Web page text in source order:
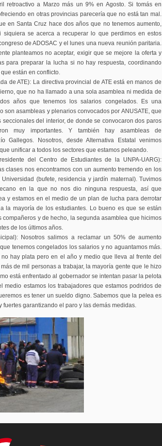
retroactivo a Marzo más un 9% en Agosto. Si tomás en
en otras provincias parecería que no está tan mal.
en Santa Cruz hace dos años que no tenemos aumento,
siquiera se acerca a recuperar lo que perdimos en estos
de ADOSAC y el lunes una nueva reunión paritaria.
planteamos no aceptar, exigir que se mejore la oferta y
para preparar la lucha si no hay respuesta, coordinando
están en conflicto.
de ATE): La directiva provincial de ATE está en manos de
que no ha llamado a una sola asamblea ni medida de
años que tenemos los salarios congelados. Es una
son asambleas y plenarios convocados por ANUSATE, que
del interior, de donde se convocaron dos paros
muy importantes. Y también hay asambleas de
Gallegos. Nosotros, desde Alternativa Estatal venimos
unificar a todos los sectores que estamos peleando.
del Centro de Estudiantes de la UNPA-UARG):
clases nos encontramos con un aumento tremendo en los
(bufete, residencia y jardín maternal). Tuvimos
en la que no nos dio ninguna respuesta, así que
y estamos en el medio de un plan de lucha para derrotar
la mayoría de los estudiantes. Lo bueno es que se están
compañeros y de hecho, la segunda asamblea que hicimos
de los últimos años.
Nosotros salimos a reclamar un 50% de aumento
tenemos congelados los salarios y no aguantamos más.
hay plata pero en el año y medio que lleva al frente del
de mil personas a trabajar, la mayoría gente que le hizo
está enfrentado al gobernador se intentan pasar la pelota
medio estamos los trabajadores que estamos podridos de
es tener un sueldo digno. Sabemos que la pelea es
fuertes garantizando el paro y las demás medidas.